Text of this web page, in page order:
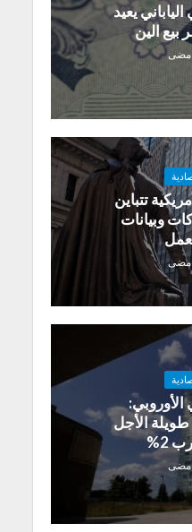
يعيد
بيع الين
مضى
تتباين
وبيانات
مضى
الأوروبي:
الأجل
2%
مضى